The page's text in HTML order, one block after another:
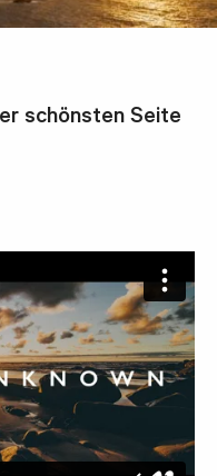
schönsten Seite